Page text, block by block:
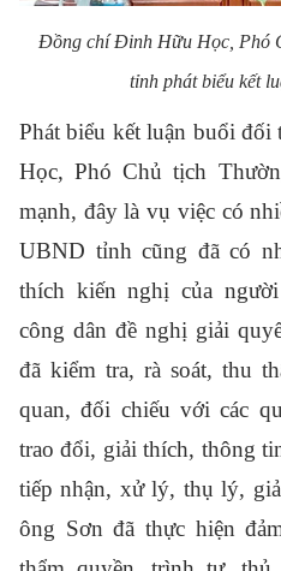
Đồng chí Đinh Hữu Học, Phó
tỉnhphát biểu kết
Phát biểu kết luận buổi
Học, Phó Chủ tịch
mạnh, đây là vụ việc có
UBND tỉnh cũng đã có
thích kiến nghị của
công dân đề nghị giải
đã kiểm tra, rà soát, thu
quan, đối chiếu với các
trao đổi, giải thích, thông
tiếp nhận, xử lý, thụ lý,
ông Sơn đã thực hiện